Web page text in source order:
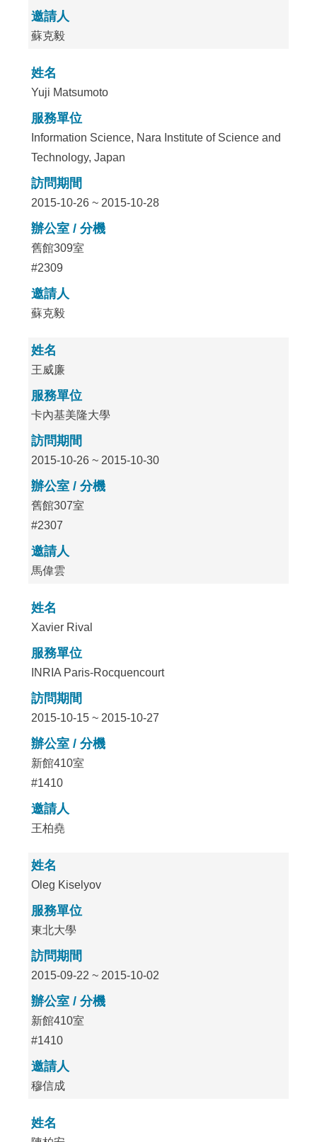
邀請人
蘇克毅
姓名
Yuji Matsumoto
服務單位
Information Science, Nara Institute of Science and
Technology, Japan
訪問期間
2015-10-26 ~ 2015-10-28
辦公室 / 分機
舊館309室
#2309
邀請人
蘇克毅
姓名
王威廉
服務單位
卡內基美隆大學
訪問期間
2015-10-26 ~ 2015-10-30
辦公室 / 分機
舊館307室
#2307
邀請人
馬偉雲
姓名
Xavier Rival
服務單位
INRIA Paris-Rocquencourt
訪問期間
2015-10-15 ~ 2015-10-27
辦公室 / 分機
新館410室
#1410
邀請人
王柏堯
姓名
Oleg Kiselyov
服務單位
東北大學
訪問期間
2015-09-22 ~ 2015-10-02
辦公室 / 分機
新館410室
#1410
邀請人
穆信成
姓名